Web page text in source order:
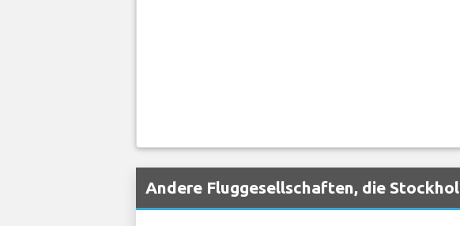
Andere Fluggesellschaften, die